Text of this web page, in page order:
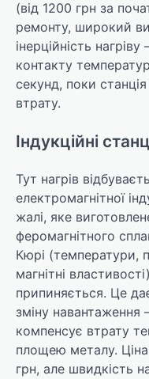
(від 1200 грн за
ремонту, широкий
інерційність
контакту
секунд, поки
втрату.
Індукційні
Тут нагрів
електромагнітної
жалі, яке
феромагнітного
Кюрі (температури,
магнітні
припиняється. Це
зміну навантаження
компенсує втрату
площею металу.
грн, але швидкість